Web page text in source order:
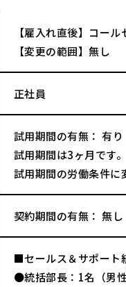
【雇入れ直後】コー
【変更の範囲】無し
正社員
試用期間の有無： 有り
試用期間は3ヶ月です。
試用期間の労働条件に
契約期間の有無： 無し
■セールス＆サポート
●統括部長：1名（男性